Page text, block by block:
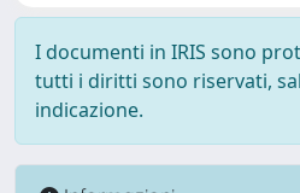
I documenti in IRIS sono
tutti i diritti sono riservati,
indicazione.